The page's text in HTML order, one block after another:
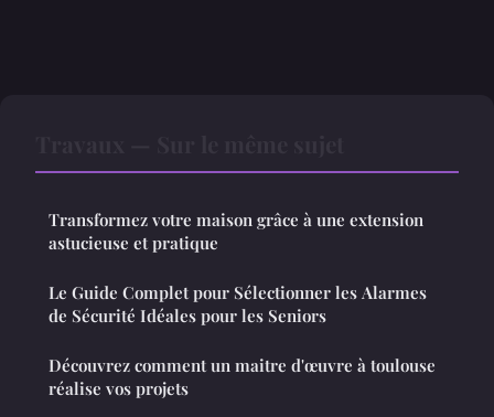
Transformez votre maison grâce à une extension
astucieuse et pratique
Le Guide Complet pour Sélectionner les Alarmes
de Sécurité Idéales pour les Seniors
Découvrez comment un maitre d'œuvre à toulouse
réalise vos projets